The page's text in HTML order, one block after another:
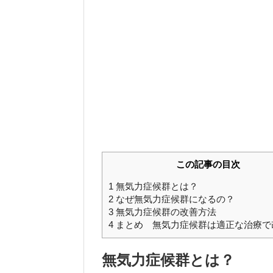
この記事の目次
1 無気力症候群とは？
2 なぜ無気力症候群になるの？
3 無気力症候群の改善方法
4 まとめ 無気力症候群は適正な治療で
無気力症候群とは？